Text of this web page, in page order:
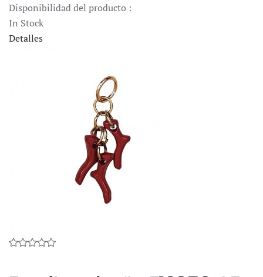
Disponibilidad del producto :
In Stock
Detalles